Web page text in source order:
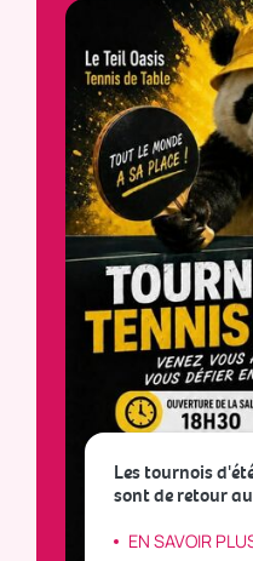
Les tournois
sont de retour au
EN SAVOIR